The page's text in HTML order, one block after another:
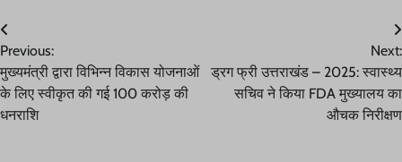
Post
navigation
Previous:
मुख्यमंत्री द्वारा विभिन्न विकास योजनाओं
के लिए स्वीकृत की गई 100 करोड़ की
धनराशि
Next:
ड्रग फ्री उत्तराखंड – 2025: स्वास्थ्य
सचिव ने किया FDA मुख्यालय का
औचक निरीक्षण